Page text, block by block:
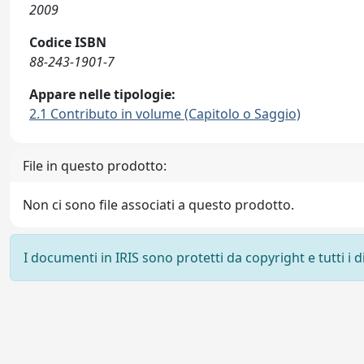
2009
Codice ISBN
88-243-1901-7
Appare nelle tipologie:
2.1 Contributo in volume (Capitolo o Saggio)
File in questo prodotto:
Non ci sono file associati a questo prodotto.
I documenti in IRIS sono protetti da copyright e tutti i